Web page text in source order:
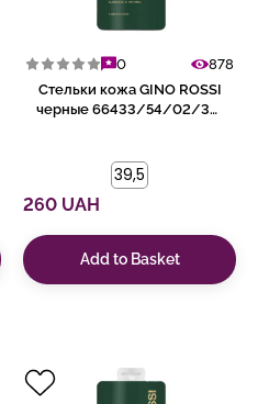
0
878
Стельки кожа GINO ROSSI
черные 66433/54/02/39-
39,5
260 UAH
Add to Basket